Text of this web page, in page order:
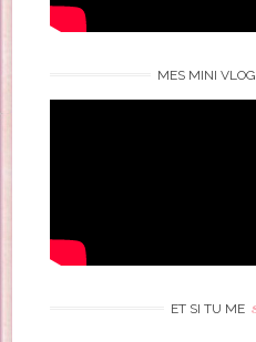
MES MINI VLOG
ET SI TU ME